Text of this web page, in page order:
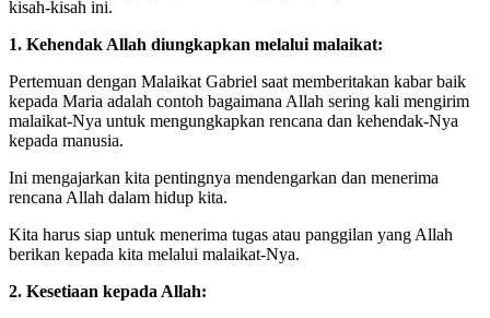
kisah-kisah ini.
1. Kehendak Allah diungkapkan melalui malaikat:
Pertemuan dengan Malaikat Gabriel saat memberitakan kabar baik
kepada Maria adalah contoh bagaimana Allah sering kali mengirim
malaikat-Nya untuk mengungkapkan rencana dan kehendak-Nya
kepada manusia.
Ini mengajarkan kita pentingnya mendengarkan dan menerima
rencana Allah dalam hidup kita.
Kita harus siap untuk menerima tugas atau panggilan yang Allah
berikan kepada kita melalui malaikat-Nya.
2. Kesetiaan kepada Allah: